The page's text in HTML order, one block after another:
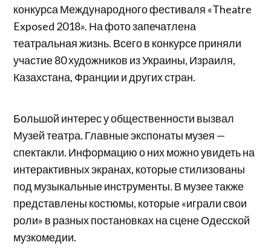
конкурса Международного фестиваля «Theatre
Exposed 2018». На фото запечатлена
театральная жизнь. Всего в конкурсе приняли
участие 80 художников из Украины, Израиля,
Казахстана, Франции и других стран.
Большой интерес у общественности вызвал
Музей театра. Главные экспонаты музея —
спектакли. Информацию о них можно увидеть на
интерактивных экранах, которые стилизованы
под музыкальные инструменты. В музее также
представлены костюмы, которые «играли свои
роли» в разных постановках на сцене Одесской
музкомедии.